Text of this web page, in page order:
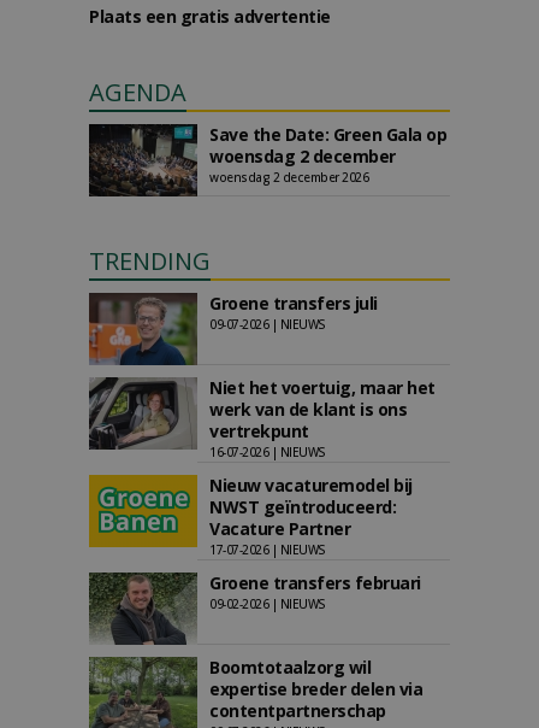
Plaats een gratis advertentie
AGENDA
Save the Date: Green Gala op
woensdag 2 december
woensdag 2 december 2026
TRENDING
Groene transfers juli
09-07-2026 | NIEUWS
Niet het voertuig, maar het
werk van de klant is ons
vertrekpunt
16-07-2026 | NIEUWS
Nieuw vacaturemodel bij
NWST geïntroduceerd:
Vacature Partner
17-07-2026 | NIEUWS
Groene transfers februari
09-02-2026 | NIEUWS
Boomtotaalzorg wil
expertise breder delen via
contentpartnerschap